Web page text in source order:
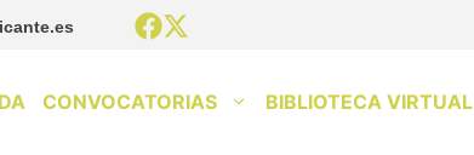
CONVOCATORIAS BIBLIOTECA VIRTUAL